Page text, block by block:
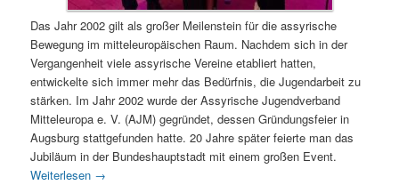
Das Jahr 2002 gilt als großer Meilenstein für die assyrische
Bewegung im mitteleuropäischen Raum. Nachdem sich in der
Vergangenheit viele assyrische Vereine etabliert hatten,
entwickelte sich immer mehr das Bedürfnis, die Jugendarbeit zu
stärken. Im Jahr 2002 wurde der Assyrische Jugendverband
Mitteleuropa e. V. (AJM) gegründet, dessen Gründungsfeier in
Augsburg stattgefunden hatte. 20 Jahre später feierte man das
Jubiläum in der Bundeshauptstadt mit einem großen Event.
Weiterlesen →